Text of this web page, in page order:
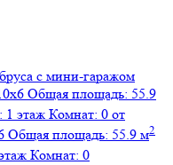
Общая площадь: 55.9
1 этаж Комнат: 0 от
Общая площадь: 55.9 м2
Комнат: 0